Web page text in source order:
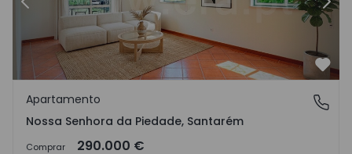
Anterior
Nossa Senhora da Piedade, Santarém
Apartamento
Nossa Senhora da Piedade, Santarém
Comprar 290.000 €